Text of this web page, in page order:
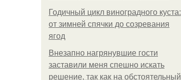
Годичный цикл виноградного куста:
от зимней спячки до созревания
ягод
Внезапно нагрянувшие гости
заставили меня спешно искать
решение, так как на обстоятельный